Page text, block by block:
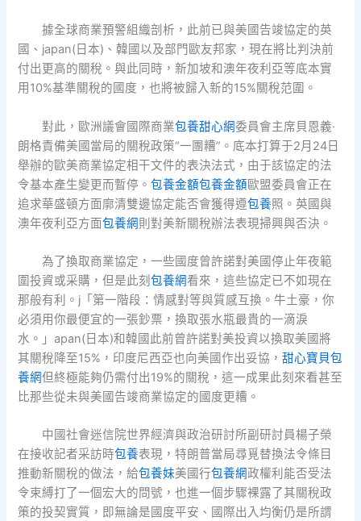
據全球商業預警組織剖析，此前已與美國告竣協定的英
國、japan(日本)、韓國以及部門歐友邦家，現在將比判決前
付出更高的關稅。與此同時，新加坡和澳年夜利亞等底本實
用10%基準關稅的國度，也將被歸入新的15%關稅范圍。
對此，歐洲議會國際商業包養甜心網委員會主席貝恩義·
朗格責備美國當局的關稅政策“一團糟”。底本打算于2月24日
舉辦的歐美商業協定相干文件的表決法式，由于該協定的法
令基本產生變更而暫停。包養金額包養金額歐盟委員會正在
追求華盛頓方面廓清雙邊協定能否會獲得遵包養照。英國與
澳年夜利亞方面包養網則對美新關稅辦法表現掃興與否決。
為了換取商業協定，一些國度曾許諾對美國停止年夜範
圍投資或采購，但是此刻包養網看來，這些協定已不如現在
那般有利。j「第一階段：情感對等與質感互換。牛土豪，你
必須用你最便宜的一張鈔票，換取張水瓶最貴的一滴淚
水。」apan(日本)和韓國此前曾許諾對美投資以換取美國將
其關稅降至15%，印度尼西亞也向美國作出妥協，甜心寶貝包
養網但終極能夠仍需付出19%的關稅，這一成果此刻來看甚至
比那些從未與美國告竣商業協定的國度更糟。
中國社會迷信院世界經濟與政治研討所副研討員楊子榮
在接收記者采訪時包養表現，特朗普當局尋覓替換法令條目
推動新關稅的做法，給包養妹美國行包養網政權利能否受法
令束縛打了一個宏大的問號，也進一個步驟裸露了其關稅政
策的投契實質，即無論是國度平安、國際出入均衡仍是所謂